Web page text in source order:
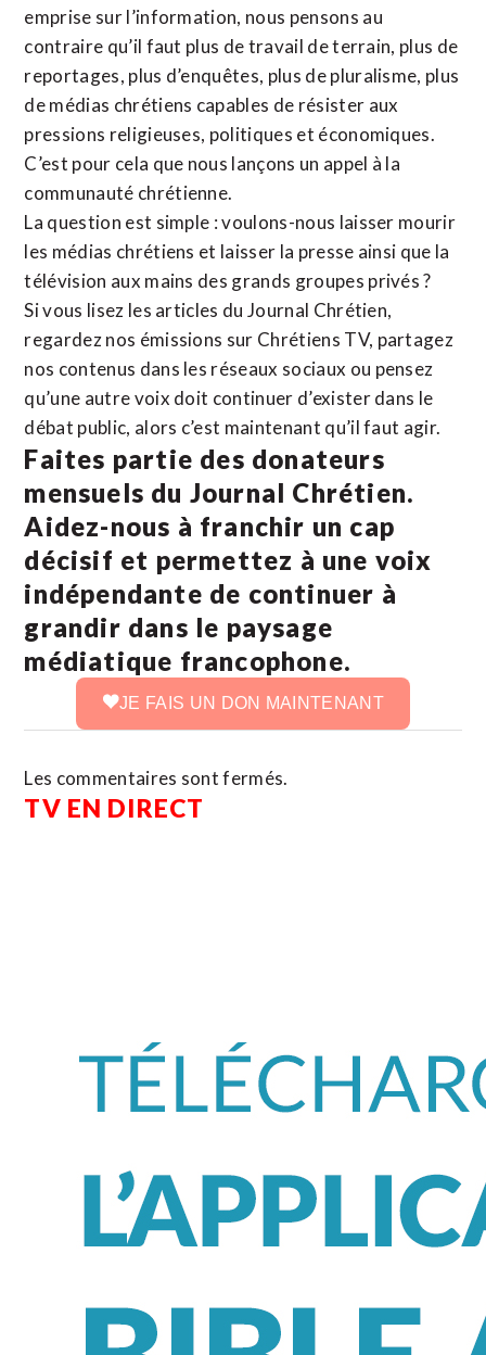
emprise sur l’information, nous pensons au
contraire qu’il faut plus de travail de terrain, plus de
reportages, plus d’enquêtes, plus de pluralisme, plus
de médias chrétiens capables de résister aux
pressions religieuses, politiques et économiques.
C’est pour cela que nous lançons un appel à la
communauté chrétienne.
La question est simple : voulons-nous laisser mourir
les médias chrétiens et laisser la presse ainsi que la
télévision aux mains des grands groupes privés ?
Si vous lisez les articles du Journal Chrétien,
regardez nos émissions sur Chrétiens TV, partagez
nos contenus dans les réseaux sociaux ou pensez
qu’une autre voix doit continuer d’exister dans le
débat public, alors c’est maintenant qu’il faut agir.
Faites partie des donateurs
mensuels du Journal Chrétien.
Aidez-nous à franchir un cap
décisif et permettez à une voix
indépendante de continuer à
grandir dans le paysage
médiatique francophone.
JE FAIS UN DON MAINTENANT
Les commentaires sont fermés.
TV EN DIRECT